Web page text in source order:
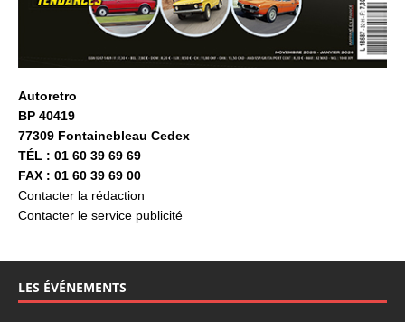
Autoretro
BP 40419
77309 Fontainebleau Cedex
TÉL : 01 60 39 69 69
FAX : 01 60 39 69 00
Contacter la rédaction
Contacter le service publicité
LES ÉVÉNEMENTS